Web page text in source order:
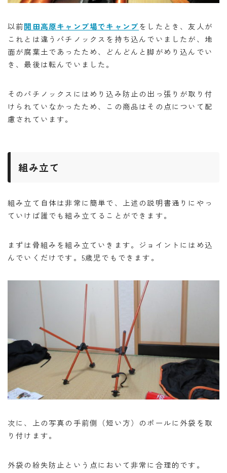
以前開田高原キャンプ場でキャンプをしたとき、友人が
これとは違うパチノックスを持ち込んでいましたが、地
面が腐葉土であったため、どんどんと脚がめり込んでい
き、最後は転んでいました。
そのパチノックスにはめり込み防止の出っ張りが取り付
けられていなかったため、この商品はその点について配
慮されています。
組み立て
組み立て自体は非常に簡単で、上述の説明書通りにやっ
ていけば誰でも組み立てることができます。
まずは骨組みを組み立ていきます。ジョイントにはめ込
んでいくだけです。5歳児でもできます。
次に、上の写真の手前側（短い方）のポールに外袋を取
り付けます。
外袋の紛失防止という点において非常に合理的です。